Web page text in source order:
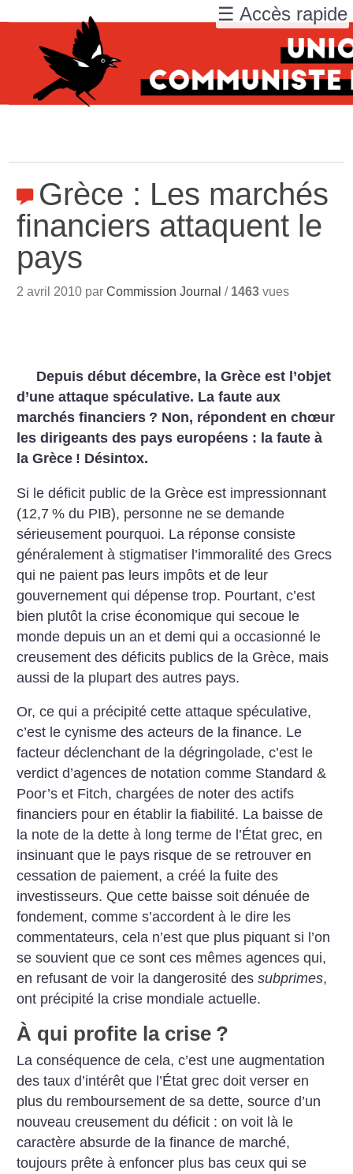
Grèce : Les marchés
financiers attaquent le
pays
2 avril 2010 parCommission Journal / 1463 vues
Depuis début décembre, la Grèce est l’objet
d’une attaque spéculative. La faute aux
marchés financiers ? Non, répondent en chœur
les dirigeants des pays européens : la faute à
la Grèce ! Désintox.
Si le déficit public de la Grèce est impressionnant
(12,7 % du PIB), personne ne se demande
sérieusement pourquoi. La réponse consiste
généralement à stigmatiser l’immoralité des Grecs
qui ne paient pas leurs impôts et de leur
gouvernement qui dépense trop. Pourtant, c’est
bien plutôt la crise économique qui secoue le
monde depuis un an et demi qui a occasionné le
creusement des déficits publics de la Grèce, mais
aussi de la plupart des autres pays.
Or, ce qui a précipité cette attaque spéculative,
c’est le cynisme des acteurs de la finance. Le
facteur déclenchant de la dégringolade, c’est le
verdict d’agences de notation comme Standard &
Poor’s et Fitch, chargées de noter des actifs
financiers pour en établir la fiabilité. La baisse de
la note de la dette à long terme de l’État grec, en
insinuant que le pays risque de se retrouver en
cessation de paiement, a créé la fuite des
investisseurs. Que cette baisse soit dénuée de
fondement, comme s’accordent à le dire les
commentateurs, cela n’est que plus piquant si l’on
se souvient que ce sont ces mêmes agences qui,
en refusant de voir la dangerosité dessubprimes,
ont précipité la crise mondiale actuelle.
À qui profite la crise ?
La conséquence de cela, c’est une augmentation
des taux d’intérêt que l’État grec doit verser en
plus du remboursement de sa dette, source d’un
nouveau creusement du déficit : on voit là le
caractère absurde de la finance de marché,
toujours prête à enfoncer plus bas ceux qui se
☰ Accès rapide